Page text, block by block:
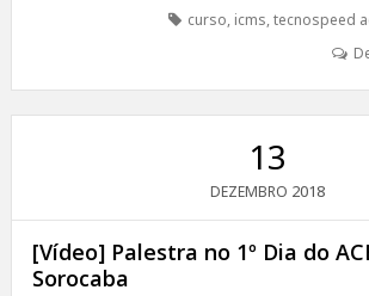
curso, icms,tecnospeed
13
DEZEMBRO 2018
[Vídeo] Palestra no 1º Dia do
Sorocaba